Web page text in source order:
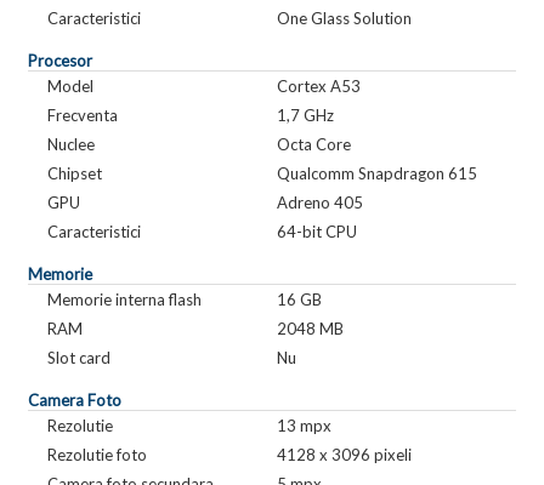
Caracteristici
One Glass Solution
Procesor
Model
Cortex A53
Frecventa
1,7 GHz
Nuclee
Octa Core
Chipset
Qualcomm Snapdragon 615
GPU
Adreno 405
Caracteristici
64-bit CPU
Memorie
Memorie interna flash
16 GB
RAM
2048 MB
Slot card
Nu
Camera Foto
Rezolutie
13 mpx
Rezolutie foto
4128 x 3096 pixeli